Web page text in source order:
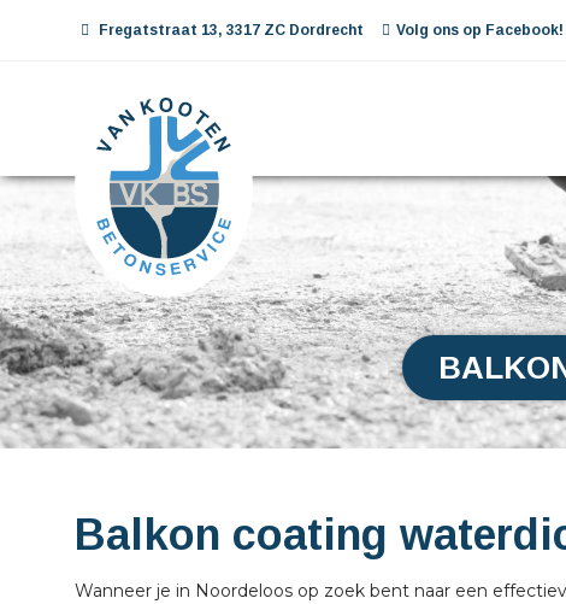
Fregatstraat 13, 3317 ZC Dordrecht Volg ons op Facebook!
Balkon coating
Wanneer je in Noordeloos op zoek bent naar een